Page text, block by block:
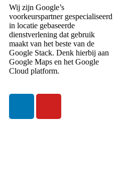
Wij zijn Google’s
voorkeurspartner gespecialiseerd
in locatie gebaseerde
dienstverlening dat gebruik
maakt van het beste van de
Google Stack. Denk hierbij aan
Google Maps en het Google
Cloud platform.